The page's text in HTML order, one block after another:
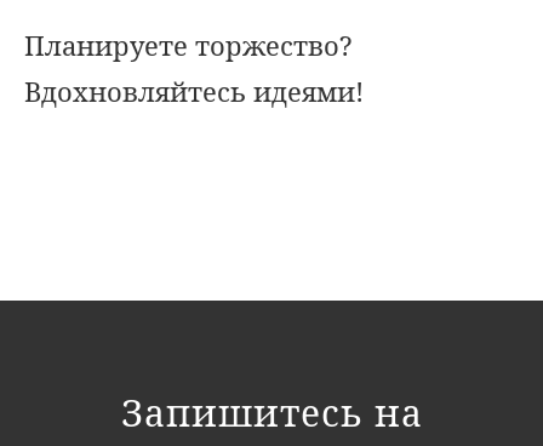
Планируете торжество?
Вдохновляйтесь идеями!
Запишитесь на